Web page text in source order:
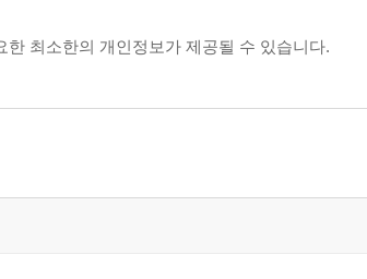
최소한의 개인정보가 제공될 수 있습니다.